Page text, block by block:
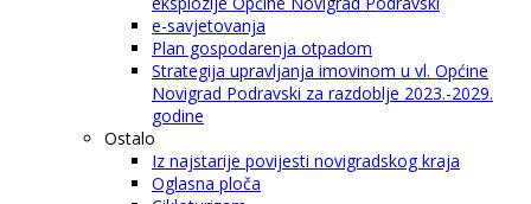
e-savjetovanja
Plan gospodarenja otpadom
Strategija upravljanja imovinom u vl. Općine
Novigrad Podravski za razdoblje 2023.-2029.
godine
Ostalo
Iz najstarije povijesti novigradskog kraja
Oglasna ploča